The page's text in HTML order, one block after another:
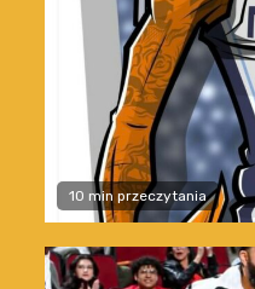
10 min przeczytania